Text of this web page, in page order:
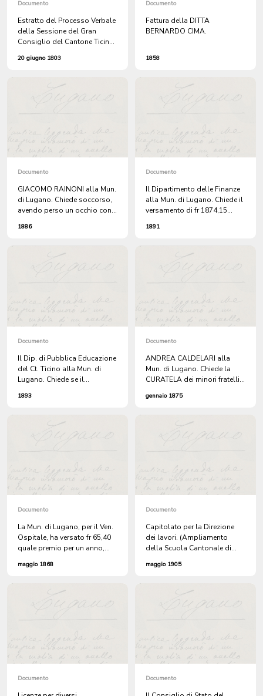
Documento
Estratto del Processo Verbale
della Sessione del Gran
Consiglio del Cantone Ticino
20 giugno 1803
Documento
Fattura della DITTA
BERNARDO CIMA.
1858
Documento
GIACOMO RAINONI alla Mun.
di Lugano. Chiede soccorso,
avendo perso un occhio con il
non potendo più lavorare.
1886
Documento
Il Dipartimento delle Finanze
alla Mun. di Lugano. Chiede il
versamento di fr 1874,15
e Commercio.
1891
Documento
Il Dip. di Pubblica Educazione
del Ct. Ticino alla Mun. di
Lugano. Chiede se il
intende frequentare un corso
conosce la Lingua tedesca.
1893
Documento
ANDREA CALDELARI alla
Mun. di Lugano. Chiede la
CURATELA dei minori fratelli e
CALDELARI.
gennaio 1875
Documento
La Mun. di Lugano, per il Ven.
Ospitale, ha versato fr 65,40
quale premio per un anno,
Svizzera di Assicurazioni
Gallo, Agenzia di Lugano.
maggio 1868
Documento
Capitolato per la Direzione
dei lavori. (Ampliamento
della Scuola Cantonale di
servito quale modello per
maggio 1905
Documento Documento